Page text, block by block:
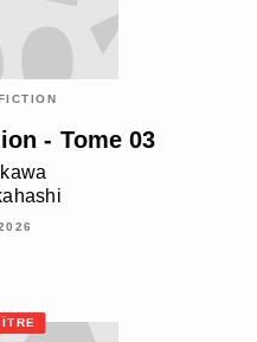
- Tome 03